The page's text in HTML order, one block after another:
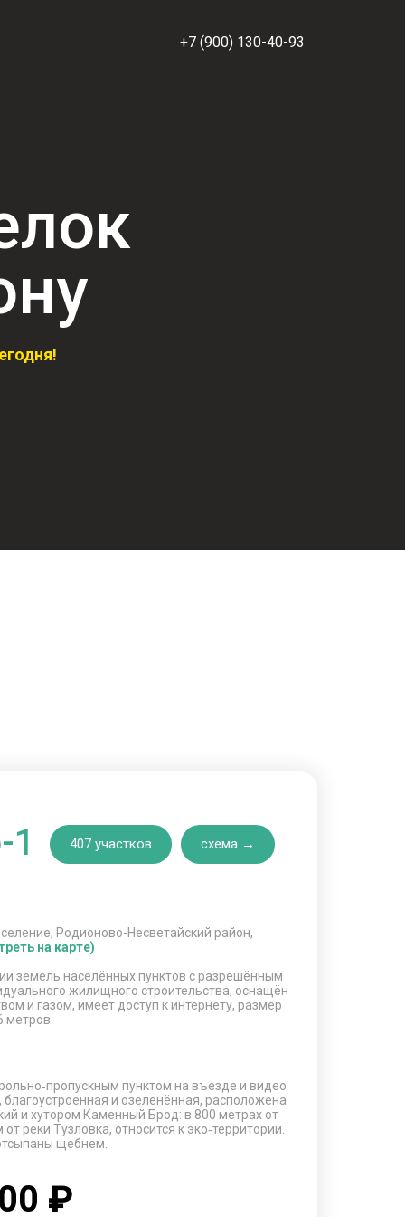
+7 (900) 130-40-93
407 участков схема →
Родионово-Несветайский район,
на карте)
земель населённых пунктов с разрешённым
жилищного строительства, оснащён
и газом, имеет доступ к интернету, размер
метров.
пунктом на въезде и видео
и озеленённая, расположена
и хутором Каменный Брод: в 800 метрах от
реки Тузловка, относится к эко‑территории.
щебнем.
₽